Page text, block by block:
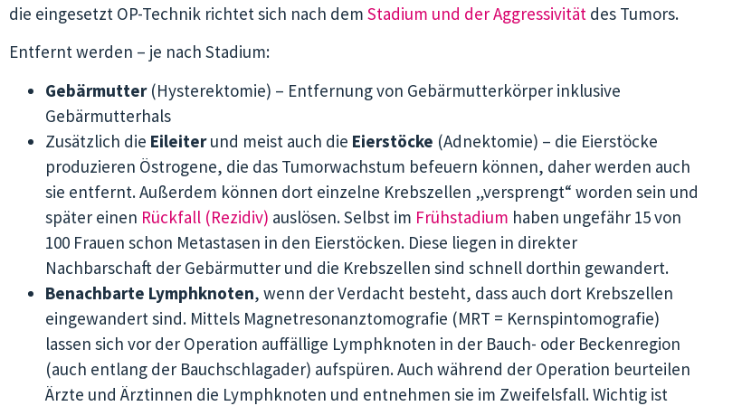
die eingesetzt OP-Technik richtet sich nach dem Stadium und der Aggressivität des Tumors.
Entfernt werden – je nach Stadium:
Gebärmutter(Hysterektomie) – Entfernung von Gebärmutterkörper inklusive
Gebärmutterhals
Zusätzlich die Eileiterund meist auch die Eierstöcke (Adnektomie) – die Eierstöcke
produzieren Östrogene, die das Tumorwachstum befeuern können, daher werden auch
sie entfernt. Außerdem können dort einzelne Krebszellen „versprengt“ worden sein und
später einen Rückfall (Rezidiv) auslösen. Selbst im Frühstadium haben ungefähr 15 von
100 Frauen schon Metastasen in den Eierstöcken. Diese liegen in direkter
Nachbarschaft der Gebärmutter und die Krebszellen sind schnell dorthin gewandert.
Benachbarte Lymphknoten, wenn der Verdacht besteht, dass auch dort Krebszellen
eingewandert sind. Mittels Magnetresonanztomografie (MRT = Kernspintomografie)
lassen sich vor der Operation auffällige Lymphknoten in der Bauch- oder Beckenregion
(auch entlang der Bauchschlagader) aufspüren. Auch während der Operation beurteilen
Ärzte und Ärztinnen die Lymphknoten und entnehmen sie im Zweifelsfall. Wichtig ist